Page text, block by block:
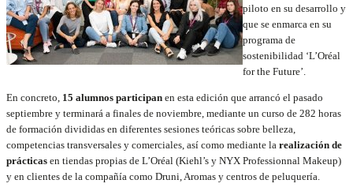
piloto en su desarrollo y
que se enmarca en su
programa de
sostenibilidad ‘L’Oréal
for the Future’.
En concreto, 15 alumnos participan en esta edición que arrancó el pasado
septiembre y terminará a finales de noviembre, mediante un curso de 282 horas
de formación divididas en diferentes sesiones teóricas sobre belleza,
competencias transversales y comerciales, así como mediante la realización de
prácticas en tiendas propias de L’Oréal (Kiehl’s y NYX Professionnal Makeup)
y en clientes de la compañía como Druni, Aromas y centros de peluquería.